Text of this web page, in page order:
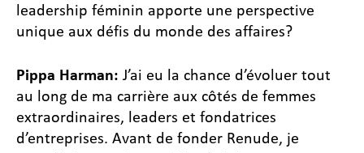
leadership féminin apporte une perspective
unique aux défis du monde des affaires?
Pippa Harman: J’ai eu la chance d’évoluer tout
au long de ma carrière aux côtés de femmes
extraordinaires, leaders et fondatrices
d’entreprises. Avant de fonder Renude, je